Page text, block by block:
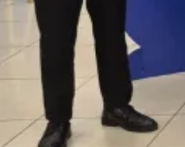
неслышимый
диагноз эпохи в